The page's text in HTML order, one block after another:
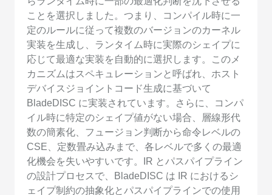
ことを選択しました。つまり、コンパイル時に一
定のルールに従って複数のバージョンのカーネル
実装を生成し、ランタイム時に実際のシェイプに
応じて最適な実装を自動的に選択します。このメ
カニズムはスペキュレーションと呼ばれ、ホスト
デバイスジョイントコード生成に基づいて
BladeDISC に実装されています。さらに、コンパ
イル時に特定のシェイプ値がない場合、層線形代
数の簡素化、フュージョン判断から命令レベルの
CSE、定数畳み込みまで、各レベルで多くの最適
化機会を失いやすいです。IR とパスパイプライン
の設計プロセスで、BladeDISC は IR におけるシ
ェイプ制約の抽象化とパスパイプラインでの使用